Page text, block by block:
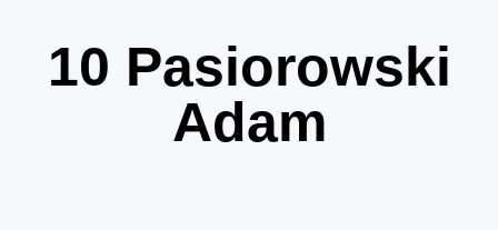
10 Pasiorowski
Adam